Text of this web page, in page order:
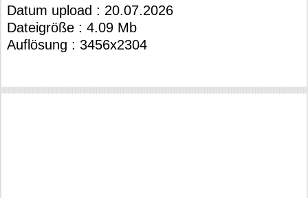
Datum upload : 20.07.2026
Dateigröße : 4.09 Mb
Auflösung : 3456x2304